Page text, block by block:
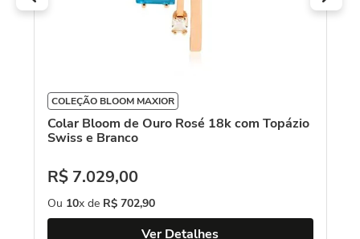
COLEÇÃO BLOOM MAXIOR
Colar Bloom de Ouro Rosé 18k com Topázio
Swiss e Branco
R$ 7.029,00
Ou 10x de R$ 702,90
Ver Detalhes